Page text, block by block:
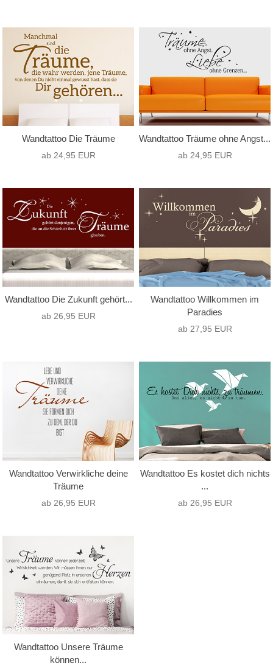
Wandtattoo Die Träume
ab 24,95 EUR
Wandtattoo Träume ohne Angst...
ab 24,95 EUR
Wandtattoo Die Zukunft gehört...
ab 26,95 EUR
Wandtattoo Willkommen im
Paradies
ab 27,95 EUR
Wandtattoo Verwirkliche deine
Träume
ab 26,95 EUR
Wandtattoo Es kostet dich nichts
...
ab 26,95 EUR
Wandtattoo Unsere Träume
können...